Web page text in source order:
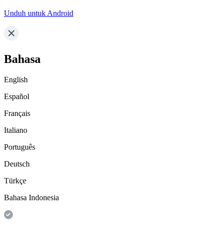
Unduh untuk Android
Bahasa
English
Español
Français
Italiano
Português
Deutsch
Türkçe
Bahasa Indonesia